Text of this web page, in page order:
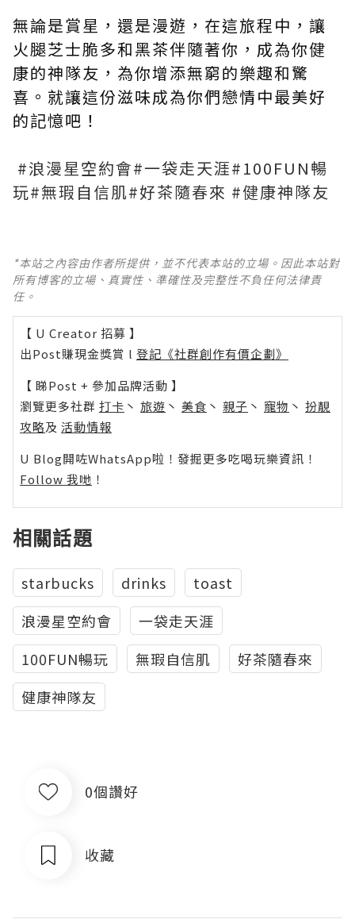
無論是賞星，還是漫遊，在這旅程中，讓
火腿芝士脆多和黑茶伴隨著你，成為你健
康的神隊友，為你增添無窮的樂趣和驚
喜。就讓這份滋味成為你們戀情中最美好
的記憶吧！
#浪漫星空約會#一袋走天涯#100FUN暢
玩#無瑕自信肌#好茶隨春來 #健康神隊友
*本站之內容由作者所提供，並不代表本站的立場。因此本站對
所有博客的立場、真實性、準確性及完整性不負任何法律責
任。
【 U Creator 招募 】
出Post賺現金獎賞 l 登記《社群創作有價企劃》
【 睇Post + 參加品牌活動 】
瀏覽更多社群 打卡 丶 旅遊 丶 美食 丶 親子 丶 寵物 丶 扮靚
攻略及 活動情報
U Blog開咗WhatsApp啦！發掘更多吃喝玩樂資訊！
Follow 我哋 ！
相關話題
starbucks drinks
toast
浪漫星空約會
一袋走天涯
100FUN暢玩
無瑕自信肌
好茶隨春來
健康神隊友
0個讚好
收藏